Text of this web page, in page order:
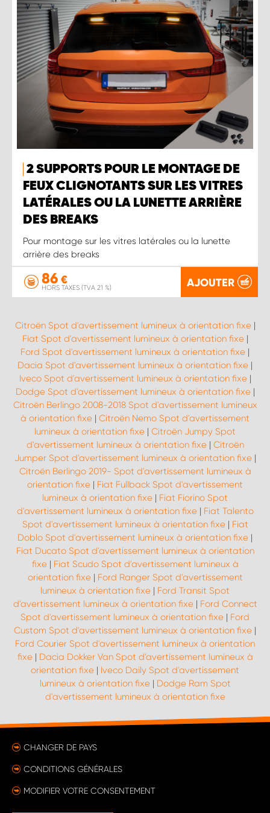
2 SUPPORTS POUR LE MONTAGE DE
FEUX CLIGNOTANTS SUR LES VITRES
LATÉRALES OU LA LUNETTE ARRIÈRE
DES BREAKS
Pour montage sur les vitres latérales ou la lunette
arrière des breaks
86 €
HORS TAXES (TVA 21 %) AJOUTER
Citroën Spot d'avertissement lumineux à orientation fixe|
Fiat Spot d'avertissement lumineux à orientation fixe|
Ford Spot d'avertissement lumineux à orientation fixe |
Dacia Spot d'avertissement lumineux à orientation fixe |
Iveco Spot d'avertissement lumineux à orientation fixe|
Dodge Spot d'avertissement lumineux à orientation fixe|
Citroën Berlingo 2008-2018 Spot d'avertissement lumineux
à orientation fixe | Citroën Nemo Spot d'avertissement
lumineux à orientation fixe | Citroën Jumpy Spot
d'avertissement lumineux à orientation fixe| Citroën
Jumper Spot d'avertissement lumineux à orientation fixe|
Citroën Berlingo 2019- Spot d'avertissement lumineux à
orientation fixe | Fiat Fullback Spot d'avertissement
lumineux à orientation fixe | Fiat Fiorino Spot
d'avertissement lumineux à orientation fixe| Fiat Talento
Spot d'avertissement lumineux à orientation fixe| Fiat
Doblo Spot d'avertissement lumineux à orientation fixe |
Fiat Ducato Spot d'avertissement lumineux à orientation
fixe| Fiat Scudo Spot d'avertissement lumineux à
orientation fixe| Ford Ranger Spot d'avertissement
lumineux à orientation fixe | Ford Transit Spot
d'avertissement lumineux à orientation fixe| Ford Connect
Spot d'avertissement lumineux à orientation fixe | Ford
Custom Spot d'avertissement lumineux à orientation fixe |
Ford Courier Spot d'avertissement lumineux à orientation
fixe| Dacia Dokker Van Spot d'avertissement lumineux à
orientation fixe | Iveco Daily Spot d'avertissement
lumineux à orientation fixe| Dodge Ram Spot
d'avertissement lumineux à orientation fixe
CHANGER DE PAYS
CONDITIONS GÉNÉRALES
MODIFIER VOTRE CONSENTEMENT